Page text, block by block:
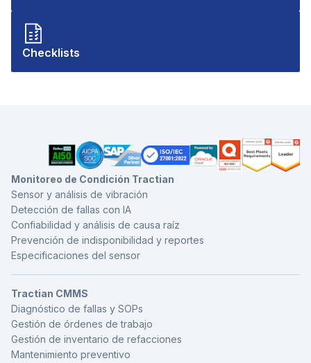
Checklists
Monitoreo de Condición Tractian
Sensor y análisis de vibración
Detección de fallas con IA
Confiabilidad y análisis de causa raíz
Prevención de indisponibilidad y reportes
Especificaciones del sensor
Tractian CMMS
Diagnóstico de fallas y SOPs
Gestión de órdenes de trabajo
Gestión de inventario de refacciones
Mantenimiento preventivo